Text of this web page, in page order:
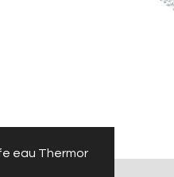
eau Thermor